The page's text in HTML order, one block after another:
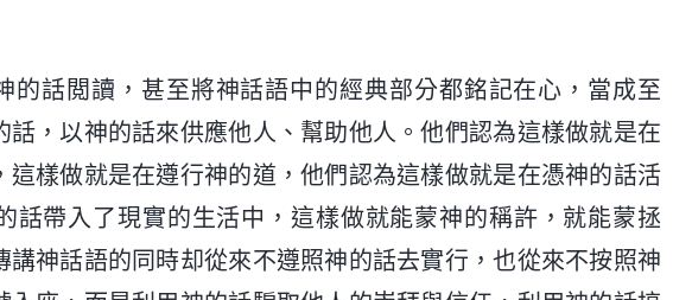
的話閲讀，甚至將神話語中的經典部分都銘記在心，當成至
話，以神的話來供應他人、幫助他人。他們認為這樣做就是在
這樣做就是在遵行神的道，他們認為這樣做就是在憑神的話活
話帶入了現實的生活中，這樣做就能蒙神的稱許，就能蒙拯
講神話語的同時却從來不遵照神的話去實行，也從來不按照神